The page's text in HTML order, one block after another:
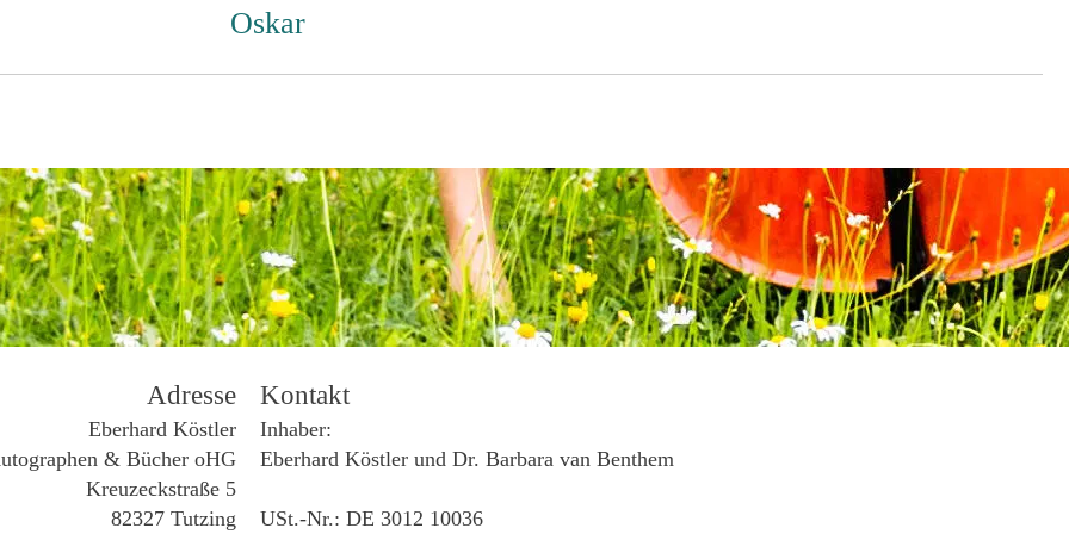
Oskar
Adresse
Eberhard Köstler
& Bücher oHG
Kreuzeckstraße 5
82327 Tutzing
Kontakt
Inhaber:
Eberhard Köstler und Dr. Barbara van Benthem
USt.-Nr.: DE 3012 10036